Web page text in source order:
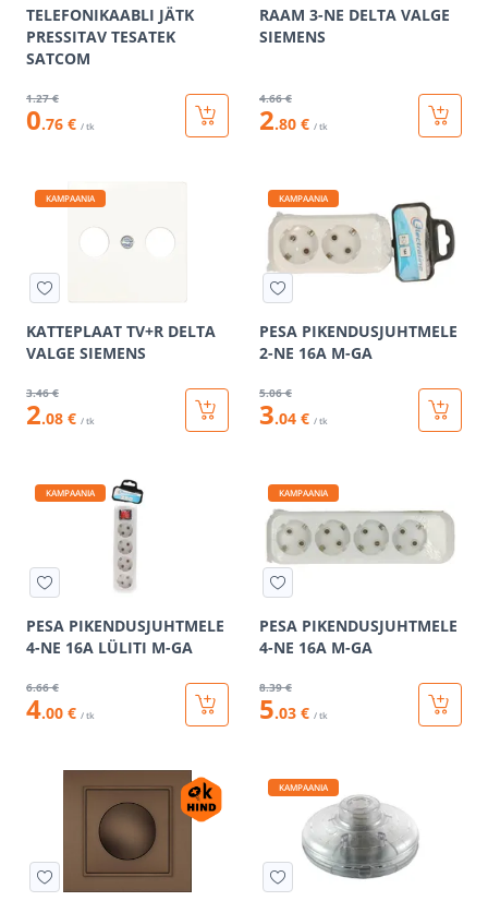
TELEFONIKAABLI JÄTK
PRESSITAV TESATEK
SATCOM
1.27 €
0.76 € / tk
RAAM 3-NE DELTA VALGE
SIEMENS
4.66 €
2.80 € / tk
KAMPAANIA
KATTEPLAAT TV+R DELTA
VALGE SIEMENS
3.46 €
2.08 € / tk
KAMPAANIA
PESA PIKENDUSJUHTMELE
2-NE 16A M-GA
5.06 €
3.04 € / tk
KAMPAANIA
PESA PIKENDUSJUHTMELE
4-NE 16A LÜLITI M-GA
6.66 €
4.00 € / tk
KAMPAANIA
PESA PIKENDUSJUHTMELE
4-NE 16A M-GA
8.39 €
5.03 € / tk
KAMPAANIA